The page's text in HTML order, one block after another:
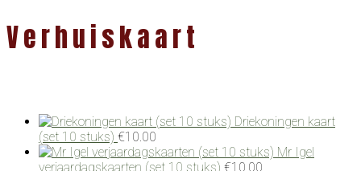
Verhuiskaart
Driekoningen kaart
(set 10 stuks) €10.00
Mr Igel
verjaardagskaarten (set 10 stuks) €10.00